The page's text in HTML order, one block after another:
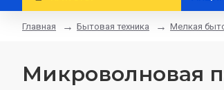
Главная Бытовая техника Мелкая
Микроволновая